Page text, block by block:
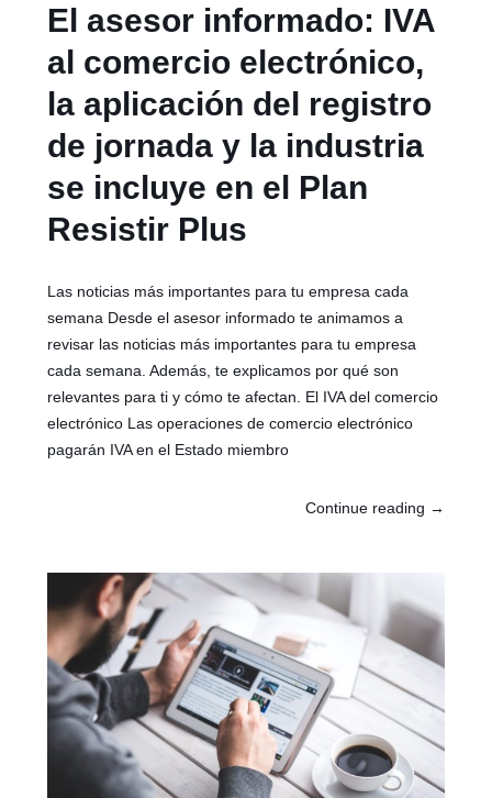
El asesor informado: IVA
al comercio electrónico,
la aplicación del registro
de jornada y la industria
se incluye en el Plan
Resistir Plus
Las noticias más importantes para tu empresa cada
semana Desde el asesor informado te animamos a
revisar las noticias más importantes para tu empresa
cada semana. Además, te explicamos por qué son
relevantes para ti y cómo te afectan. El IVA del comercio
electrónico Las operaciones de comercio electrónico
pagarán IVA en el Estado miembro
Continue reading →